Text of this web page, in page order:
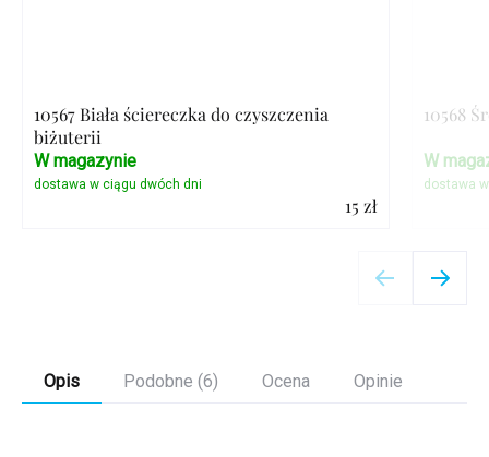
10567 Biała ściereczka do czyszczenia
biżuterii
15 zł
W magazynie
10568
W
Opis Podobne (6) Ocena Opinie